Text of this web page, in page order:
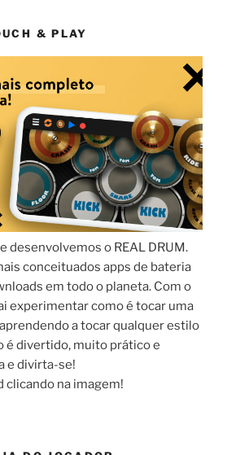
& PLAY
desenvolvemos o REAL DRUM.
conceituados apps de bateria
em todo o planeta. Com o
experimentar como é tocar uma
a tocar qualquer estilo
é divertido, muito prático e
e divirta-se!
clicando na imagem!